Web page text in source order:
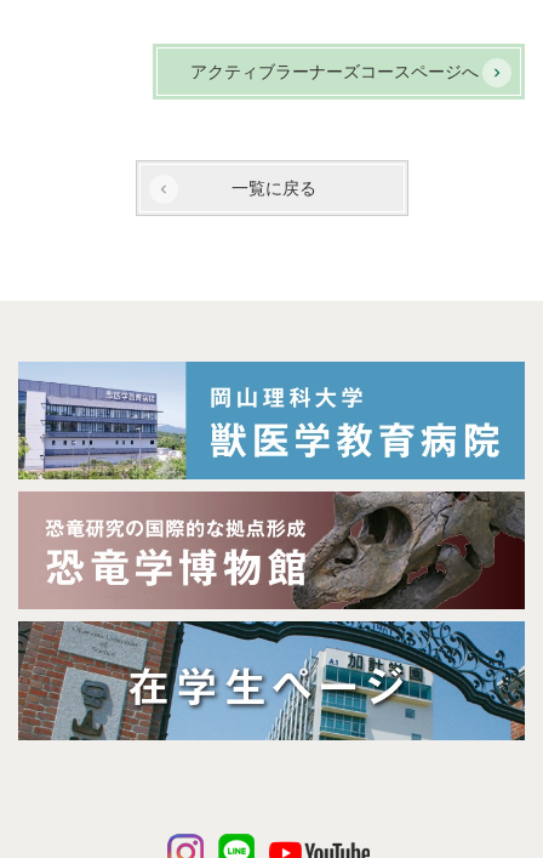
アクティブラーナーズコースページへ
一覧に戻る